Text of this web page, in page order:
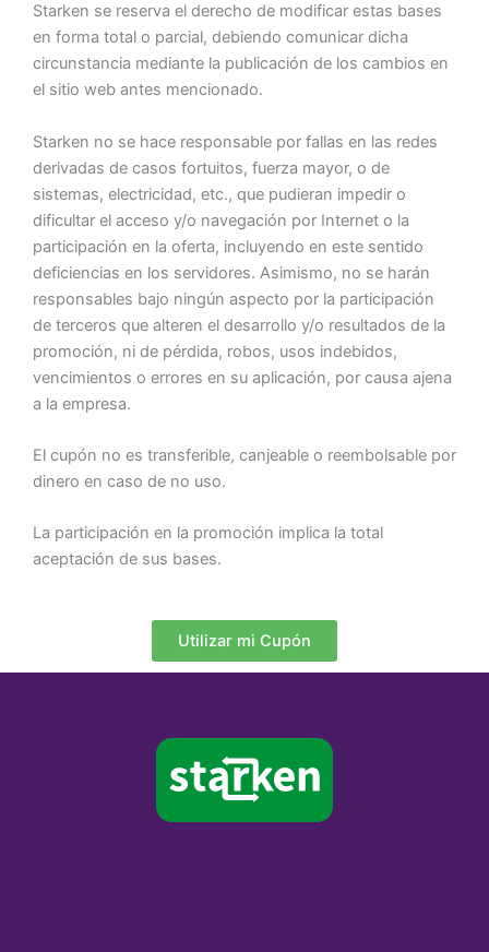
Starken se reserva el derecho de modificar estas bases
en forma total o parcial, debiendo comunicar dicha
circunstancia mediante la publicación de los cambios en
el sitio web antes mencionado.
Starken no se hace responsable por fallas en las redes
derivadas de casos fortuitos, fuerza mayor, o de
sistemas, electricidad, etc., que pudieran impedir o
dificultar el acceso y/o navegación por Internet o la
participación en la oferta, incluyendo en este sentido
deficiencias en los servidores. Asimismo, no se harán
responsables bajo ningún aspecto por la participación
de terceros que alteren el desarrollo y/o resultados de la
promoción, ni de pérdida, robos, usos indebidos,
vencimientos o errores en su aplicación, por causa ajena
a la empresa.
El cupón no es transferible, canjeable o reembolsable por
dinero en caso de no uso.
La participación en la promoción implica la total
aceptación de sus bases.
Utilizar mi Cupón